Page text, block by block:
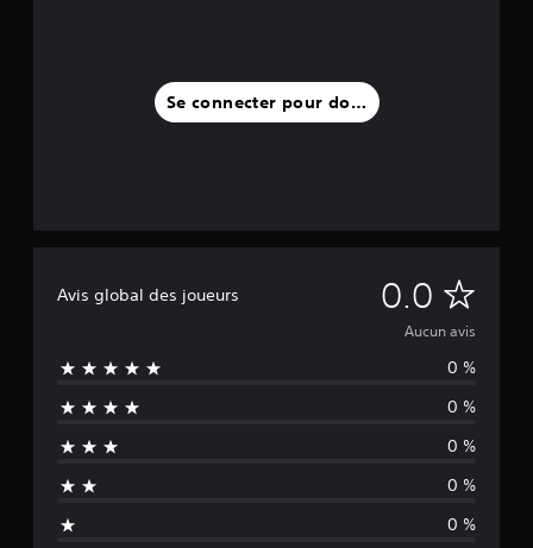
Se connecter pour donner un avis
Avis global des joueurs 0.0 A
u
c
u
n
a
Aucun avis
0 %
0 %
0 %
0 %
0 %